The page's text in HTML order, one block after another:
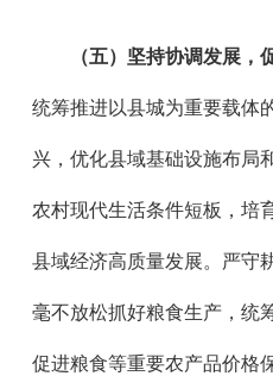
（五）坚持协调发展，
统筹推进以县城为重要载体
兴，优化县域基础设施布局
农村现代生活条件短板，培
县域经济高质量发展。严守
毫不放松抓好粮食生产，统
促进粮食等重要农产品价格